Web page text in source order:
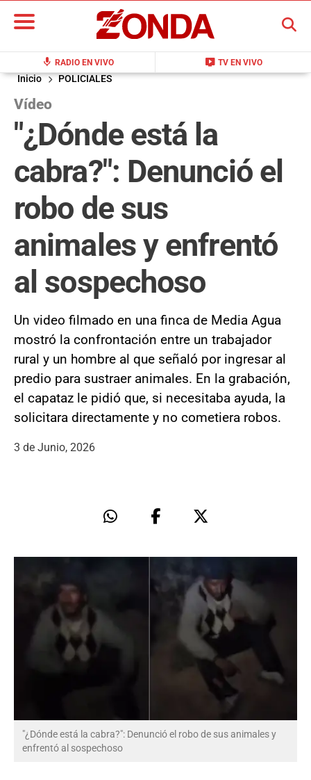
mic RADIO EN VIVO live_tv TV EN VIVO
BUSCAR
Inicio POLICIALES
Vídeo
"¿Dónde está la
cabra?": Denunció el
robo de sus
animales y enfrentó
al sospechoso
Un video filmado en una finca de Media Agua
mostró la confrontación entre un trabajador
rural y un hombre al que señaló por ingresar al
predio para sustraer animales. En la grabación,
el capataz le pidió que, si necesitaba ayuda, la
solicitara directamente y no cometiera robos.
3 de Junio, 2026
"¿Dónde está la cabra?": Denunció el robo de sus animales y
enfrentó al sospechoso